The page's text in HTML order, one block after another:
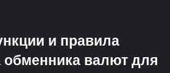
и правила
обменника валют для